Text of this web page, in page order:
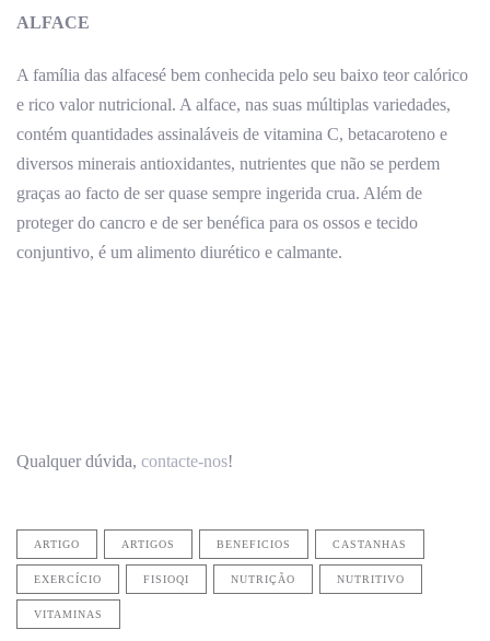
ALFACE
A família das alfacesé bem conhecida pelo seu baixo teor calórico
e rico valor nutricional. A alface, nas suas múltiplas variedades,
contém quantidades assinaláveis de vitamina C, betacaroteno e
diversos minerais antioxidantes, nutrientes que não se perdem
graças ao facto de ser quase sempre ingerida crua. Além de
proteger do cancro e de ser benéfica para os ossos e tecido
conjuntivo, é um alimento diurético e calmante.
Qualquer dúvida, contacte-nos!
ARTIGO ARTIGOS BENEFICIOS CASTANHAS
EXERCÍCIO FISIOQI NUTRIÇÃO NUTRITIVO
VITAMINAS